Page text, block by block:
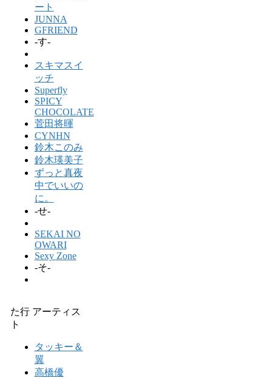
ート
JUNNA
GFRIEND
-す-
スキマスイ
ッチ
Superfly
SPICY
CHOCOLATE
菅田将暉
CYNHN
鈴木このみ
鈴木瑛美子
ずっと真夜
中でいいの
に。
-せ-
SEKAI NO
OWARI
Sexy Zone
-そ-
た行 アーティス
ト
タッキー＆
翼
高橋優